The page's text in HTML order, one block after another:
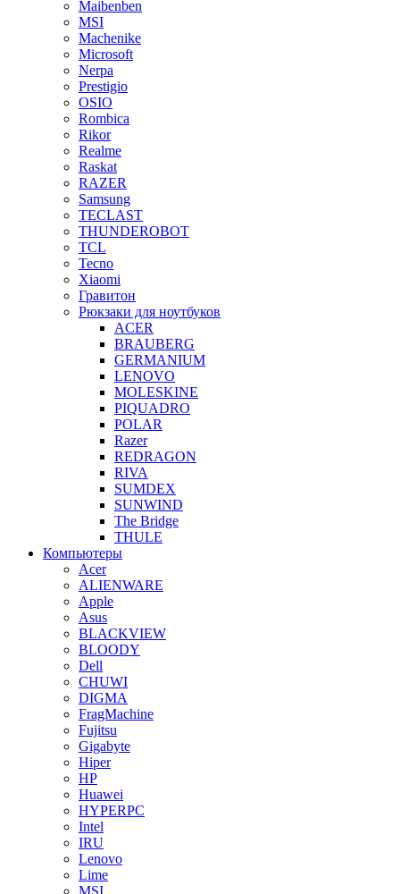
Maibenben
MSI
Machenike
Microsoft
Nerpa
Prestigio
OSIO
Rombica
Rikor
Realme
Raskat
RAZER
Samsung
TECLAST
THUNDEROBOT
TCL
Tecno
Xiaomi
Гравитон
Рюкзаки для ноутбуков
ACER
BRAUBERG
GERMANIUM
LENOVO
MOLESKINE
PIQUADRO
POLAR
Razer
REDRAGON
RIVA
SUMDEX
SUNWIND
The Bridge
THULE
Компьютеры
Acer
ALIENWARE
Apple
Asus
BLACKVIEW
BLOODY
Dell
CHUWI
DIGMA
FragMachine
Fujitsu
Gigabyte
Hiper
HP
Huawei
HYPERPC
Intel
IRU
Lenovo
Lime